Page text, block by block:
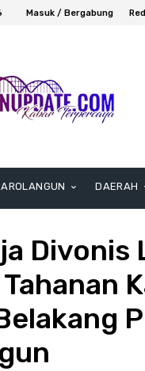
Masuk / Bergabung
DAERAH
Divonis